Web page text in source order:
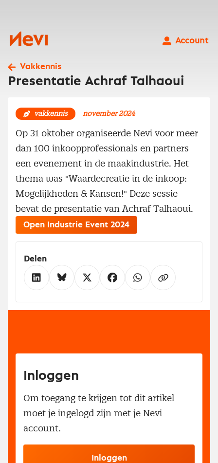
Nevi
Account
Vakkennis
Presentatie Achraf Talhaoui
vakkennis november 2024
Op 31 oktober organiseerde Nevi voor meer
dan 100 inkoopprofessionals en partners
een evenement in de maakindustrie. Het
thema was "Waardecreatie in de inkoop:
Mogelijkheden & Kansen!" Deze sessie
bevat de presentatie van Achraf Talhaoui.
Open Industrie Event 2024
Delen
Inloggen
Om toegang te krijgen tot dit artikel
moet je ingelogd zijn met je Nevi
account.
Inloggen